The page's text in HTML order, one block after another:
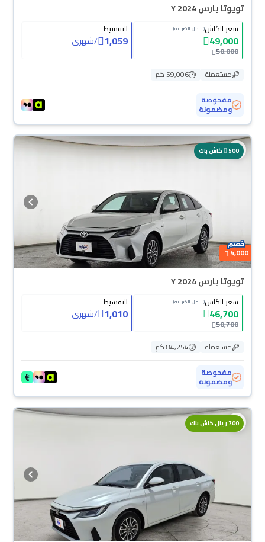
تويوتا يارس Y 2024
سعر الكاش(شامل الضريبة)
49,000
50,000
التقسيط
1,059
/شهري
مستعملة
59,006 كم
مفحوصة
ومضمونة
500 كاش باك
4,000
تويوتا يارس Y 2024
سعر الكاش(شامل الضريبة)
46,700
50,700
التقسيط
1,010
/شهري
مستعملة
84,254 كم
مفحوصة
ومضمونة
700 ريال كاش باك